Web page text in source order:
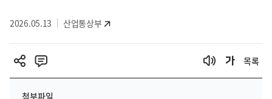
2026.05.13 산업통상부
목록
첨부파일